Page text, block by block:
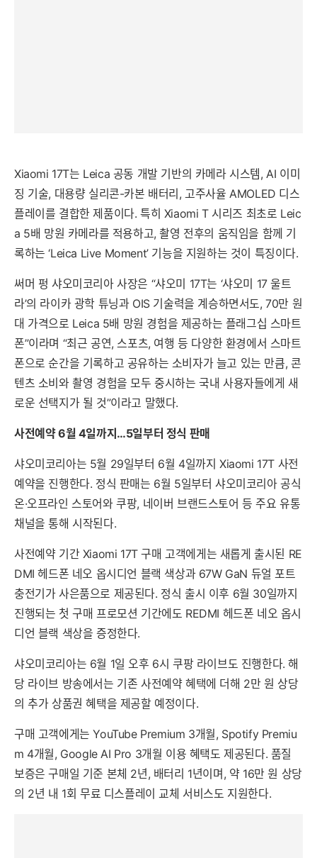
Xiaomi 17T는 Leica 공동 개발 기반의 카메라 시스템, AI 이미
징 기술, 대용량 실리콘-카본 배터리, 고주사율 AMOLED 디스
플레이를 결합한 제품이다. 특히 Xiaomi T 시리즈 최초로 Leic
a 5배 망원 카메라를 적용하고, 촬영 전후의 움직임을 함께 기
록하는 ‘Leica Live Moment’ 기능을 지원하는 것이 특징이다.
써머 펑 샤오미코리아 사장은 “샤오미 17T는 ‘샤오미 17 울트
라’의 라이카 광학 튜닝과 OIS 기술력을 계승하면서도, 70만 원
대 가격으로 Leica 5배 망원 경험을 제공하는 플래그십 스마트
폰”이라며 “최근 공연, 스포츠, 여행 등 다양한 환경에서 스마트
폰으로 순간을 기록하고 공유하는 소비자가 늘고 있는 만큼, 콘
텐츠 소비와 촬영 경험을 모두 중시하는 국내 사용자들에게 새
로운 선택지가 될 것”이라고 말했다.
사전예약 6월 4일까지…5일부터 정식 판매
샤오미코리아는 5월 29일부터 6월 4일까지 Xiaomi 17T 사전
예약을 진행한다. 정식 판매는 6월 5일부터 샤오미코리아 공식
온·오프라인 스토어와 쿠팡, 네이버 브랜드스토어 등 주요 유통
채널을 통해 시작된다.
사전예약 기간 Xiaomi 17T 구매 고객에게는 새롭게 출시된 RE
DMI 헤드폰 네오 옵시디언 블랙 색상과 67W GaN 듀얼 포트
충전기가 사은품으로 제공된다. 정식 출시 이후 6월 30일까지
진행되는 첫 구매 프로모션 기간에도 REDMI 헤드폰 네오 옵시
디언 블랙 색상을 증정한다.
샤오미코리아는 6월 1일 오후 6시 쿠팡 라이브도 진행한다. 해
당 라이브 방송에서는 기존 사전예약 혜택에 더해 2만 원 상당
의 추가 상품권 혜택을 제공할 예정이다.
구매 고객에게는 YouTube Premium 3개월, Spotify Premiu
m 4개월, Google AI Pro 3개월 이용 혜택도 제공된다. 품질
보증은 구매일 기준 본체 2년, 배터리 1년이며, 약 16만 원 상당
의 2년 내 1회 무료 디스플레이 교체 서비스도 지원한다.